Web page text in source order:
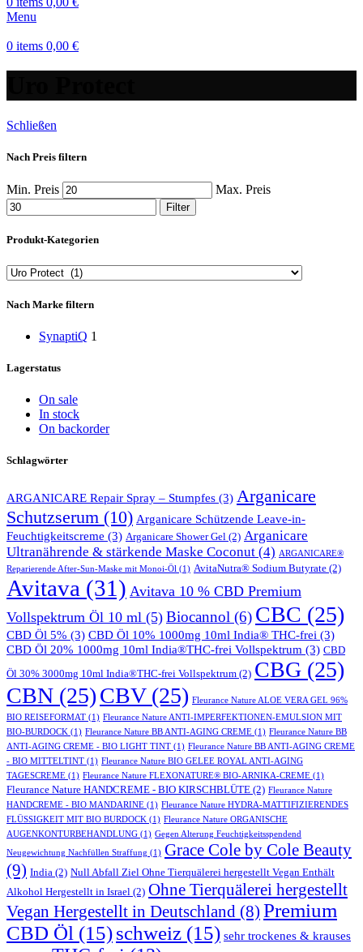
Menu
0 items 0,00 €
Schließen
Nach Preis filtern
Min. Preis Max. Preis
Filter
Produkt-Kategorien
Nach Marke filtern
SynaptiQ 1
Lagerstatus
On sale
In stock
On backorder
Schlagwörter
ARGANICARE Repair Spray – Stumpfes (3) Arganicare
Schutzserum (10) Arganicare Schützende Leave-in-
Feuchtigkeitscreme (3) Arganicare Shower Gel (2) Arganicare
Ultranährende & stärkende Maske Coconut (4) ARGANICARE®
Reparierende After-Sun-Maske mit Monoi-Öl (1) AvitaNutra® Sodium Butyrate (2)
Avitava (31) Avitava 10 % CBD Premium
Vollspektrum Öl 10 ml (5) Biocannol (6) CBC (25)
CBD Öl 5% (3) CBD Öl 10% 1000mg 10ml India® THC-frei (3)
CBD Öl 20% 1000mg 10ml India®THC-frei Vollspektrum (3) CBD
Öl 30% 3000mg 10ml India®THC-frei Vollspektrum (2) CBG (25)
CBN (25)CBV(25) Fleurance Nature ALOE VERA GEL 96%
BIO REISEFORMAT (1) Fleurance Nature ANTI-IMPERFEKTIONEN-EMULSION MIT
BIO-BURDOCK (1) Fleurance Nature BB ANTI-AGING CREME (1) Fleurance Nature BB
ANTI-AGING CREME - BIO LIGHT TINT (1) Fleurance Nature BB ANTI-AGING CREME
- BIO MITTELTINT (1) Fleurance Nature BIO GELEE ROYAL ANTI-AGING
TAGESCREME (1) Fleurance Nature FLEXONATURE® BIO-ARNIKA-CREME (1)
Fleurance Nature HANDCREME - BIO KIRSCHBLÜTE (2) Fleurance Nature
HANDCREME - BIO MANDARINE (1) Fleurance Nature HYDRA-MATTIFIZIERENDES
FLÜSSIGKEIT MIT BIO BURDOCK (1) Fleurance Nature ORGANISCHE
AUGENKONTURBEHANDLUNG (1) Gegen Alterung Feuchtigkeitsspendend
Neugewichtung Nachfüllen Straffung (1) Grace Cole by Cole Beauty
(9) India (2) Null Abfall Ziel Ohne Tierquälerei hergestellt Vegan Enthält
Alkohol Hergestellt in Israel (2) Ohne Tierquälerei hergestellt
Vegan Hergestellt in Deutschland (8) Premium
CBD Öl (15)schweiz (15) sehr trockenes & krauses